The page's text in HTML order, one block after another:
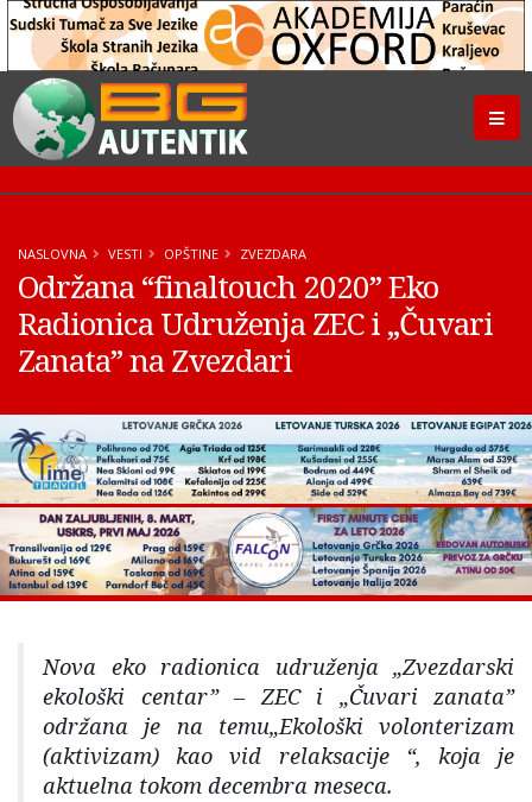
NASLOVNA VESTI OPŠTINE ZVEZDARA
Održana “finaltouch 2020” Eko
Radionica Udruženja ZEC i „Čuvari
Zanata” na Zvezdari
Nova eko radionica udruženja „Zvezdarski
ekološki centar” – ZEC i „Čuvari zanata”
održana je na temu„Ekološki volonterizam
(aktivizam) kao vid relaksacije “, koja je
aktuelna tokom decembra meseca.